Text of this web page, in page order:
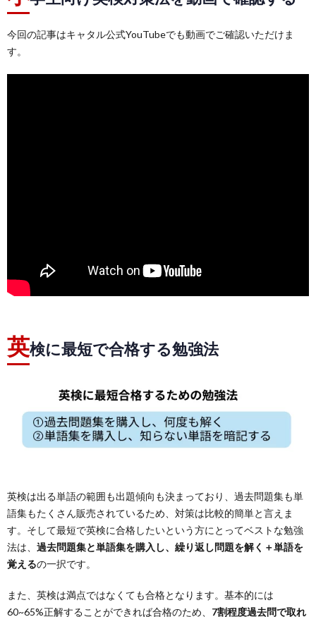
今回の記事はキャタル公式YouTubeでも動画でご確認いただけま
す。
英検に最短で合格する勉強法
英検は出る単語の範囲も出題傾向も決まっており、過去問題集も単
語集もたくさん販売されているため、対策は比較的簡単と言えま
す。そして最短で英検に合格したいという方にとってベストな勉強
法は、 過去問題集と単語集を購入し、繰り返し問題を解く＋単語を
覚えるの一択です。
また、英検は満点ではなくても合格となります。基本的には
60~65%正解することができれば合格のため、 7割程度過去問で取れ